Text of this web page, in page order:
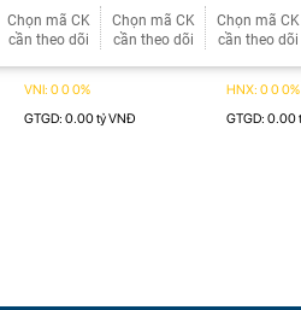
Chọn mã CK
cần theo dõi
Chọn mã CK
cần theo dõi
Chọn mã CK
cần theo dõi